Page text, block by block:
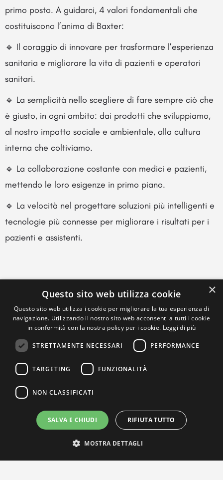
primo posto. A guidarci, 4 valori fondamentali che
costituiscono l’anima di Baxter:
🔹 Il coraggio di innovare per trasformare l’esperienza
sanitaria e migliorare la vita di pazienti e operatori
sanitari.
🔹 La semplicità nello scegliere di fare sempre ciò che
è giusto, in ogni ambito: dai prodotti che sviluppiamo,
al nostro impatto sociale e ambientale, alla cultura
interna che coltiviamo.
🔹 La collaborazione costante con medici e pazienti,
mettendo le loro esigenze in primo piano.
🔹 La velocità nel progettare soluzioni più intelligenti e
tecnologie più connesse per migliorare i risultati per i
pazienti e assistenti.
×
Questo sito web utilizza cookie
Questo sito web utilizza i cookie per migliorare la tua esperienza di
navigazione. Utilizzando il nostro sito web acconsenti a tutti i cookie
in conformità con la nostra policy per i cookie. Leggi di più
STRETTAMENTE NECESSARI PERFORMANCE
TARGETING FUNZIONALITÀ
NON CLASSIFICATI
SALVA E CHIUDI RIFIUTA TUTTO
MOSTRA DETTAGLI